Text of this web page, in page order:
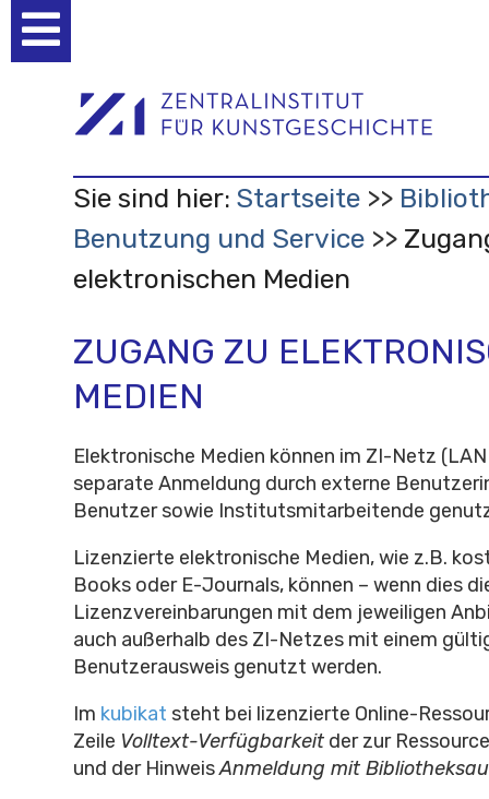
Werkzeuge
Sie sind hier: Startseite
Benutzung und Service
elektronischen Medien
ZUGANG ZU
MEDIEN
Elektronische Medien können im ZI-Netz
separate Anmeldung durch externe
Benutzer sowie Institutsmitarbeitende
Lizenzierte elektronische Medien, wie z.B.
Books oder E-Journals, können – wenn dies
Lizenzvereinbarungen mit dem jeweiligen
auch außerhalb des ZI-Netzes mit einem
Benutzerausweis genutzt werden.
Im kubikat steht bei lizenzierte Online-
Zeile Volltext-Verfügbarkeitder zur
und der HinweisAnmeldung mit